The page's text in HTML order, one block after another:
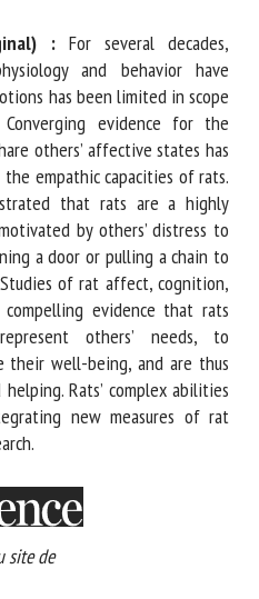
:For several decades,
and behavior have
has been limited in
Converging evidence for
to share others’ affective
interest in the empathic
has demonstrated that
and are motivated by
such as opening a door
conspecifics. Studies of
function provide
have some capacity to
act to improve
of forms of targeted
raise the importance of